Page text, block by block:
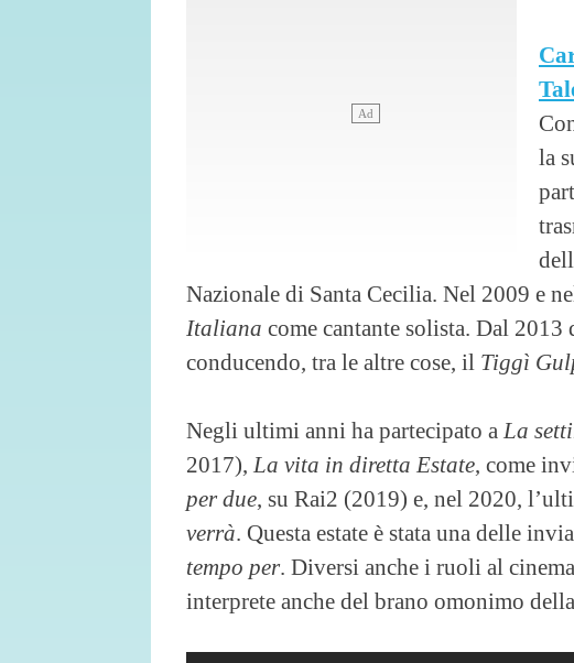
la
Nazionale di Santa Cecilia. Nel 2009 e
Italiana come cantante solista. Dal
conducendo, tra le altre cose, il Tiggì
Negli ultimi anni ha partecipato a La
2017), La vita in diretta Estate, come
per due, su Rai2 (2019) e, nel 2020,
verrà. Questa estate è stata una delle
tempo per. Diversi anche i ruoli al
interprete anche del brano omonimo